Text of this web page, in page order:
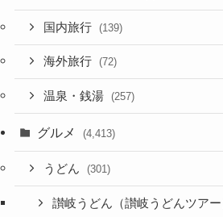
国内旅行 (139)
海外旅行 (72)
温泉・銭湯 (257)
グルメ (4,413)
うどん (301)
讃岐うどん（讃岐うどんツアー